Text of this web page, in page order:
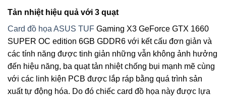
Tản nhiệt hiệu quả với 3 quạt
Card đồ họa ASUS TUF Gaming X3 GeForce GTX 1660
SUPER OC edition 6GB GDDR6 với kết cấu đơn giản và
các tính năng được tinh giản những vẫn không ảnh hưởng
đến hiệu năng, ba quạt tản nhiệt chống bụi mạnh mẽ cùng
với các linh kiện PCB được lắp ráp bằng quá trình sản
xuất tự động hóa. Do đó chiếc card đồ họa này được lựa